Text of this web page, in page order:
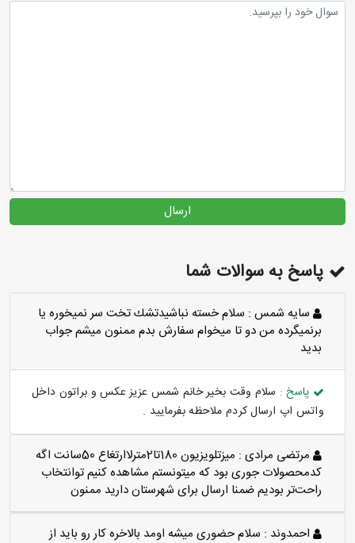
ارسال
پاسخ به سوالات شما
سايه شمس : سلام خسته نباشيدتشك تخت سر نميخوره يا
برنميگرده من دو تا ميخوام سفارش بدم ممنون ميشم جواب
بديد
پاسخ : سلام وقت بخیر خانم شمس عزیز عکس و براتون داخل
واتس اپ ارسال کردم ملاحظه بفرمایید .
مرتضی مرادی :
میزتلویزیون 180تا2مترلاارتغاع 50سانت اگه
کدمحصولات جوری بود که میتونستم مشاهده کنیم توانتخاب
راحت‌تر بودیم ضمنا ارسال برای شهرستان دارید ممنون
احمدوند : سلام حضوری میشه اومد بالاخره کار رو باید از